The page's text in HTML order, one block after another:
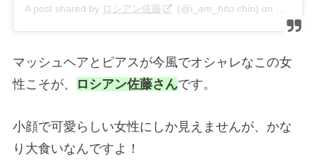
A post shared by ロシアン佐藤 (@i_am_hito.chin) on
マッシュヘアとピアスが今風でオシャレなこの女
性こそが、
ロシアン佐藤さんです。
小顔で可愛らしい女性にしか見えませんが、かな
り大食いなんですよ！